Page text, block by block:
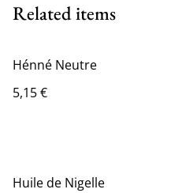
Related items
Hénné Neutre
5,15 €
Huile de Nigelle